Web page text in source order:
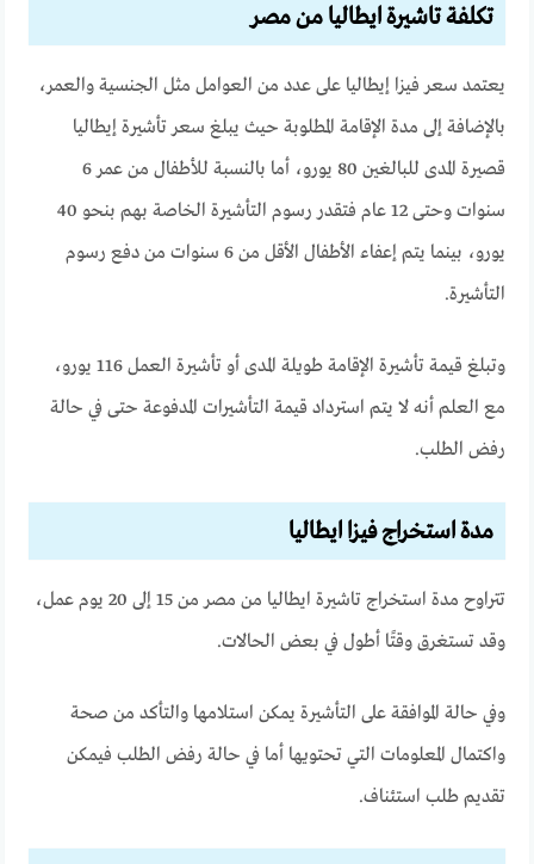
تكلفة تاشيرة ايطاليا من مصر
يعتمد سعر فيزا إيطاليا على عدد من العوامل مثل الجنسية والعمر،
بالإضافة إلى مدة الإقامة المطلوبة حيث يبلغ سعر تأشيرة إيطاليا
قصيرة المدى للبالغين 80 يورو، أما بالنسبة للأطفال من عمر 6
سنوات وحتى 12 عام فتقدر رسوم التأشيرة الخاصة بهم بنحو 40
يورو، بينما يتم إعفاء الأطفال الأقل من 6 سنوات من دفع رسوم
التأشيرة.
وتبلغ قيمة تأشيرة الإقامة طويلة المدى أو تأشيرة العمل 116 يورو،
مع العلم أنه لا يتم استرداد قيمة التأشيرات المدفوعة حتى في حالة
رفض الطلب.
مدة استخراج فيزا ايطاليا
تتراوح مدة استخراج تاشيرة ايطاليا من مصر من 15 إلى 20 يوم عمل،
وقد تستغرق وقتًا أطول في بعض الحالات.
وفي حالة الموافقة على التأشيرة يمكن استلامها والتأكد من صحة
واكتمال المعلومات التي تحتويها أما في حالة رفض الطلب فيمكن
تقديم طلب استئناف.